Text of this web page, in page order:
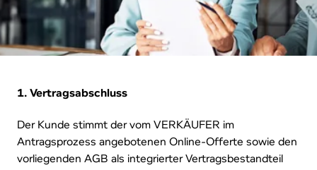
1. Vertragsabschluss
Der Kunde stimmt der vom VERKÄUFER im
Antragsprozess angebotenen Online-Offerte sowie den
vorliegenden AGB als integrierter Vertragsbestandteil